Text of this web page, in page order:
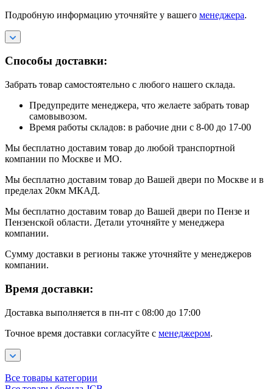
Подробную информацию уточняйте у вашего менеджера.
Способы доставки:
Забрать товар самостоятельно с любого нашего склада.
Предупредите менеджера, что желаете забрать товар
самовывозом.
Время работы складов: в рабочие дни с 8-00 до 17-00
Мы бесплатно доставим товар до любой транспортной
компании по Москве и МО.
Мы бесплатно доставим товар до Вашей двери по Москве и в
пределах 20км МКАД.
Мы бесплатно доставим товар до Вашей двери по Пензе и
Пензенской области. Детали уточняйте у менеджера
компании.
Сумму доставки в регионы также уточняйте у менеджеров
компании.
Время доставки:
Доставка выполняется в пн-пт с 08:00 до 17:00
Точное время доставки согласуйте с менеджером.
Все товары категории